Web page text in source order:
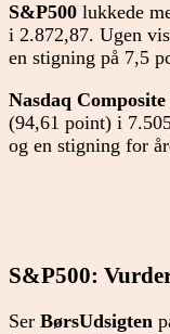
S&P500 lukkede
i 2.872,87. Ugen
en stigning på 7,5
Nasdaq Composite
(94,61 point) i
og en stigning for
S&P500:
Ser BørsUdsigten